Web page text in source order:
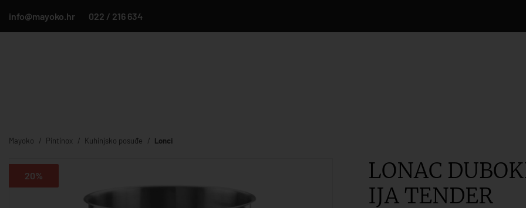
info@mayoko.hr 022 / 216 634
Mayoko Pintinox Kuhinjsko posuđe Lonci
20%
LONAC
IJA TENDER